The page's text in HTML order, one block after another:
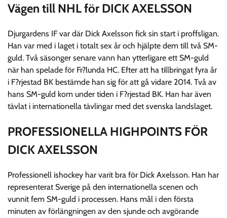
Vägen till NHL för DICK AXELSSON
Djurgardens IF var där Dick Axelsson fick sin start i proffsligan.
Han var med i laget i totalt sex år och hjälpte dem till två SM-
guld. Två säsonger senare vann han ytterligare ett SM-guld
när han spelade för Fr?lunda HC. Efter att ha tillbringat fyra år
i F?rjestad BK bestämde han sig för att gå vidare 2014. Två av
hans SM-guld kom under tiden i F?rjestad BK. Han har även
tävlat i internationella tävlingar med det svenska landslaget.
PROFESSIONELLA HIGHPOINTS FÖR
DICK AXELSSON
Professionell ishockey har varit bra för Dick Axelsson. Han har
representerat Sverige på den internationella scenen och
vunnit fem SM-guld i processen. Hans mål i den första
minuten av förlängningen av den sjunde och avgörande